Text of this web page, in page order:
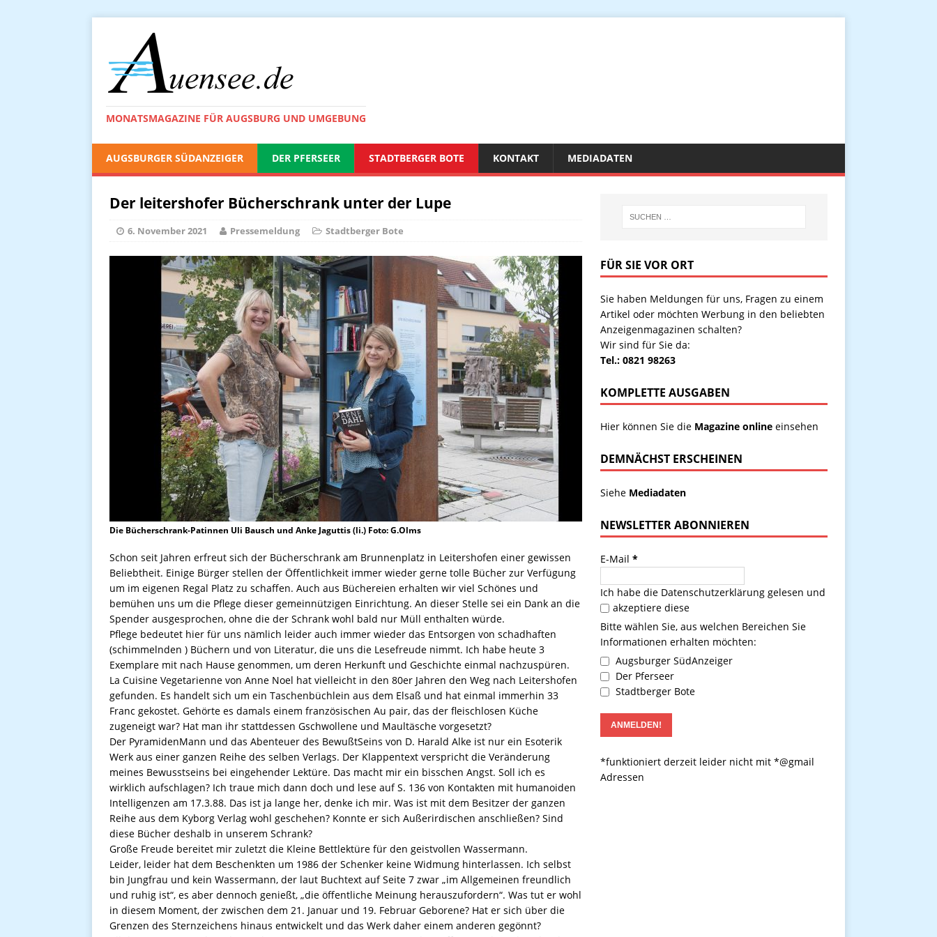
MONATSMAGAZINE FÜR AUGSBURG UND UMGEBUNG
AUGSBURGER SÜDANZEIGER DER PFERSEER STADTBERGER BOTE KONTAKT MEDIADATEN
Der leitershofer Bücherschrank unter der Lupe
6. November 2021 Pressemeldung Stadtberger Bote
Die Bücherschrank-Patinnen Uli Bausch und Anke Jaguttis (li.) Foto: G.Olms
Schon seit Jahren erfreut sich der Bücherschrank am Brunnenplatz in Leitershofen einer gewissen
Beliebtheit. Einige Bürger stellen der Öffentlichkeit immer wieder gerne tolle Bücher zur Verfügung
um im eigenen Regal Platz zu schaffen. Auch aus Büchereien erhalten wir viel Schönes und
bemühen uns um die Pflege dieser gemeinnützigen Einrichtung. An dieser Stelle sei ein Dank an die
Spender ausgesprochen, ohne die der Schrank wohl bald nur Müll enthalten würde.
Pflege bedeutet hier für uns nämlich leider auch immer wieder das Entsorgen von schadhaften
(schimmelnden ) Büchern und von Literatur, die uns die Lesefreude nimmt. Ich habe heute 3
Exemplare mit nach Hause genommen, um deren Herkunft und Geschichte einmal nachzuspüren.
La Cuisine Vegetarienne von Anne Noel hat vielleicht in den 80er Jahren den Weg nach Leitershofen
gefunden. Es handelt sich um ein Taschenbüchlein aus dem Elsaß und hat einmal immerhin 33
Franc gekostet. Gehörte es damals einem französischen Au pair, das der fleischlosen Küche
zugeneigt war? Hat man ihr stattdessen Gschwollene und Maultäsche vorgesetzt?
Der PyramidenMann und das Abenteuer des BewußtSeins von D. Harald Alke ist nur ein Esoterik
Werk aus einer ganzen Reihe des selben Verlags. Der Klappentext verspricht die Veränderung
meines Bewusstseins bei eingehender Lektüre. Das macht mir ein bisschen Angst. Soll ich es
wirklich aufschlagen? Ich traue mich dann doch und lese auf S. 136 von Kontakten mit humanoiden
Intelligenzen am 17.3.88. Das ist ja lange her, denke ich mir. Was ist mit dem Besitzer der ganzen
Reihe aus dem Kyborg Verlag wohl geschehen? Konnte er sich Außerirdischen anschließen? Sind
diese Bücher deshalb in unserem Schrank?
Große Freude bereitet mir zuletzt die Kleine Bettlektüre für den geistvollen Wassermann.
Leider, leider hat dem Beschenkten um 1986 der Schenker keine Widmung hinterlassen. Ich selbst
bin Jungfrau und kein Wassermann, der laut Buchtext auf Seite 7 zwar „im Allgemeinen freundlich
und ruhig ist“, es aber dennoch genießt, „die öffentliche Meinung herauszufordern“. Was tut er wohl
in diesem Moment, der zwischen dem 21. Januar und 19. Februar Geborene? Hat er sich über die
Grenzen des Sternzeichens hinaus entwickelt und das Werk daher einem anderen gegönnt?
FÜR SIE VOR ORT
Sie haben Meldungen für uns, Fragen zu einem
Artikel oder möchten Werbung in den beliebten
Anzeigenmagazinen schalten?
Wir sind für Sie da:
Tel.: 0821 98263
KOMPLETTE AUSGABEN
Hier können Sie die Magazine onlineeinsehen
DEMNÄCHST ERSCHEINEN
Siehe Mediadaten
NEWSLETTER ABONNIEREN
E-Mail *
Ich habe die Datenschutzerklärunggelesen und
akzeptiere diese
Bitte wählen Sie, aus welchen Bereichen Sie
Informationen erhalten möchten:
Augsburger SüdAnzeiger
Der Pferseer
Stadtberger Bote
*funktioniert derzeit leider nicht mit *@gmail
Adressen